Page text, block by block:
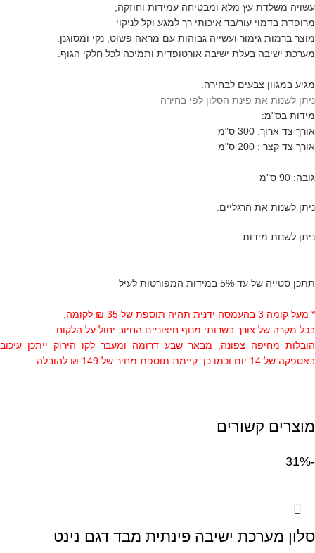
עשויה משלדת עץ מלא ומבטיחה עמידות וחוזקה,
מרופדת בדמוי עור/בד איכותי רך למגע וקל לניקוי
מוצר ברמות גימור ועשייה גבוהות עם מראה פשוט, נקי ומסוגנן.
מערכת ישיבה בעלת ישיבה אורטופדית ותמיכה לכל חלקי הגוף.
מגיע במגוון צבעים לבחירה.
ניתן לשנות את פינת הסלון לפי בחירה
מידות בס"מ:
אורך צד ארוך: 300 ס"מ
אורך צד קצר : 200 ס"מ
גובה: 90 ס"מ
ניתן לשנות את הרגליים.
ניתן לשנות מידות.
תתכן סטייה של עד 5% במידות המפורטות לעיל
* מעל קומה 3 בהעמסה ידנית תהיה תוספת של 35 ₪ לקומה.
בכל מקרה של צורך בשרותי מנוף חיצוניים החיוב יחול על הלקוח.
הובלות מחיפה צפונה, מבאר שבע דרומה ומעבר לקו הירוק ייתכן עיכוב
באספקה של 14 יום וכמו כן קיימת תוספת מחיר של 149 ₪ להובלה.
מוצרים קשורים
-31%
סלון מערכת ישיבה פינתית מבד דגם נינט